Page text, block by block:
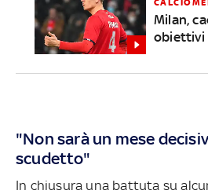
Milan,
obiettivi
"Non sarà un mese
scudetto"
In chiusura una battuta su